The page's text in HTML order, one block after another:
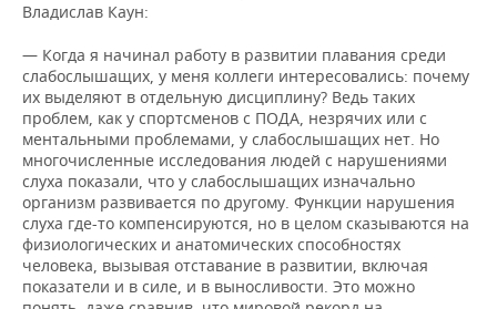
Владислав Каун:
— Когда я начинал работу в развитии плавания среди
слабослышащих, у меня коллеги интересовались: почему
их выделяют в отдельную дисциплину? Ведь таких
проблем, как у спортсменов с ПОДА, незрячих или с
ментальными проблемами, у слабослышащих нет. Но
многочисленные исследования людей с нарушениями
слуха показали, что у слабослышащих изначально
организм развивается по другому. Функции нарушения
слуха где-то компенсируются, но в целом сказываются на
физиологических и анатомических способностях
человека, вызывая отставание в развитии, включая
показатели и в силе, и в выносливости. Это можно